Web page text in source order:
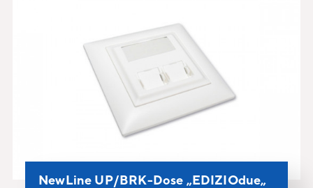
NewLine UP/BRK-Dose „EDIZIOdue„